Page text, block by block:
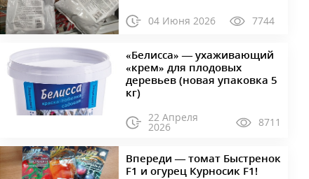
04 Июня 2026 7744
«Белисса» — ухаживающий
«крем» для плодовых
деревьев (новая упаковка 5
кг)
22 Апреля
2026 8711
Впереди — томат Быстренок
F1 и огурец Курносик F1!